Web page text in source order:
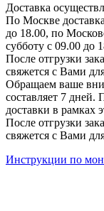
Доставка
По Москве
до 18.00, по
субботу с 09.00 до
После отгрузки
свяжется с Вами
Обращаем ваше
составляет 7 дней.
доставки в рамках
После отгрузки
свяжется с Вами
Инструкции по